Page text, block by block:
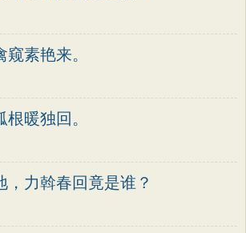
素艳来。
暖独回。
，力斡春回竟是谁？